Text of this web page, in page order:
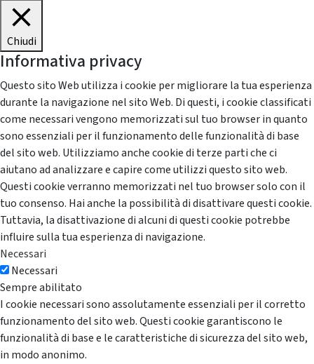
Chiudi
Informativa privacy
Questo sito Web utilizza i cookie per migliorare la tua esperienza
durante la navigazione nel sito Web. Di questi, i cookie classificati
come necessari vengono memorizzati sul tuo browser in quanto
sono essenziali per il funzionamento delle funzionalità di base
del sito web. Utilizziamo anche cookie di terze parti che ci
aiutano ad analizzare e capire come utilizzi questo sito web.
Questi cookie verranno memorizzati nel tuo browser solo con il
tuo consenso. Hai anche la possibilità di disattivare questi cookie.
Tuttavia, la disattivazione di alcuni di questi cookie potrebbe
influire sulla tua esperienza di navigazione.
Necessari
Necessari
Sempre abilitato
I cookie necessari sono assolutamente essenziali per il corretto
funzionamento del sito web. Questi cookie garantiscono le
funzionalità di base e le caratteristiche di sicurezza del sito web,
in modo anonimo.